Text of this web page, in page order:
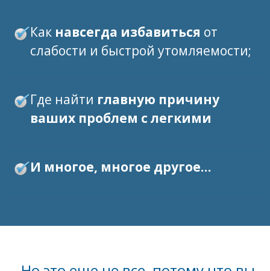
Какнавсегда избавиться от
слабости и быстрой утомляемости;
Где найти главную причину
ваших проблем с легкими
И многое, многое другое…